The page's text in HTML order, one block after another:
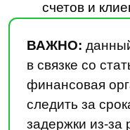
Что еще
Напомним, что в
силу Приказ ФНС
ЕД-7−8/1137@ «Об
информирования
с частями 17 и 18
закона от 14.07.2022
изменений в части